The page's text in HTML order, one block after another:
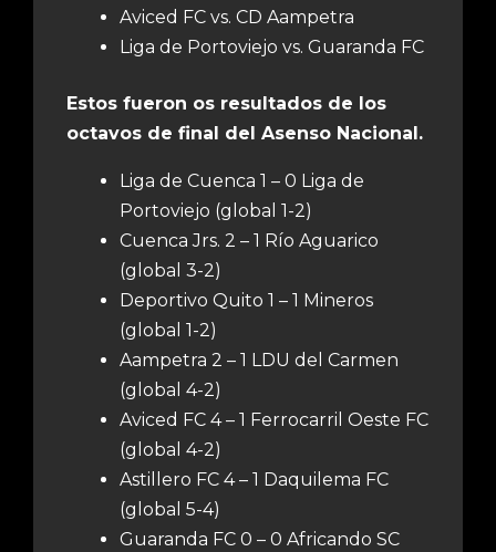
Aviced FC vs. CD Aampetra
Liga de Portoviejo vs. Guaranda FC
Estos fueron os resultados de los
octavos de final del Asenso Nacional.
Liga de Cuenca 1 – 0 Liga de
Portoviejo (global 1-2)
Cuenca Jrs. 2 – 1 Río Aguarico
(global 3-2)
Deportivo Quito 1 – 1 Mineros
(global 1-2)
Aampetra 2 – 1 LDU del Carmen
(global 4-2)
Aviced FC 4 – 1 Ferrocarril Oeste FC
(global 4-2)
Astillero FC 4 – 1 Daquilema FC
(global 5-4)
Guaranda FC 0 – 0 Africando SC